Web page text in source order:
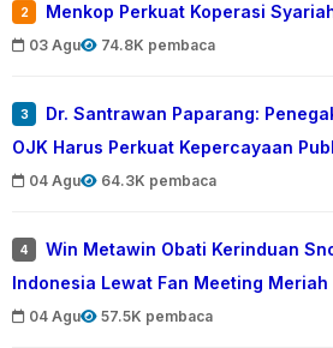
2 Menkop Perkuat Koperasi Syariah
03 Agu 74.8K pembaca
3
Dr. Santrawan Paparang:
OJK Harus Perkuat Kepercayaan
04 Agu 64.3K pembaca
4
Win Metawin Obati Kerinduan
Indonesia Lewat Fan Meeting
04 Agu 57.5K pembaca